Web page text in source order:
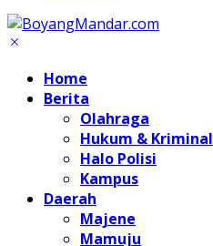
Home
Berita
Olahraga
Hukum & Kriminal
Halo Polisi
Kampus
Daerah
Majene
Mamuju